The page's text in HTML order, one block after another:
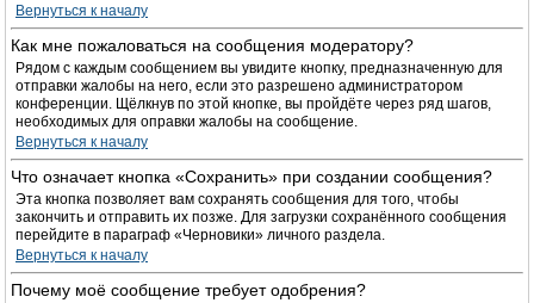
Вернуться к началу
Как мне пожаловаться на сообщения модератору?
Рядом с каждым сообщением вы увидите кнопку, предназначенную для
отправки жалобы на него, если это разрешено администратором
конференции. Щёлкнув по этой кнопке, вы пройдёте через ряд шагов,
необходимых для оправки жалобы на сообщение.
Вернуться к началу
Что означает кнопка «Сохранить» при создании сообщения?
Эта кнопка позволяет вам сохранять сообщения для того, чтобы
закончить и отправить их позже. Для загрузки сохранённого сообщения
перейдите в параграф «Черновики» личного раздела.
Вернуться к началу
Почему моё сообщение требует одобрения?